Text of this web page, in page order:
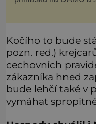
matador, který všude
Kočího to bude
pozn. red.)
cechovních
zákazníka hned
bude lehčí také v
vymáhat